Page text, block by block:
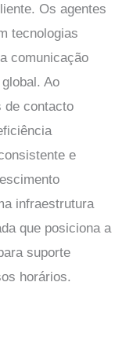
Os agentes
tecnologias
comunicação
Ao
de contacto
e
infraestrutura
que posiciona a
suporte
horários.